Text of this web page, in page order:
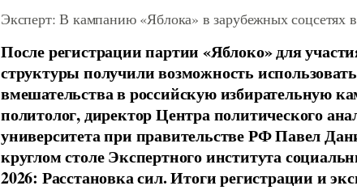
Эксперт: В кампанию «Яблока» в зарубежных соцсетях
После регистрации партии «Яблоко» для
структуры получили возможность
вмешательства в российскую избирательную
политолог, директор Центра политического
университета при правительстве РФ Павел
круглом столе Экспертного института
2026: Расстановка сил. Итоги регистрации и